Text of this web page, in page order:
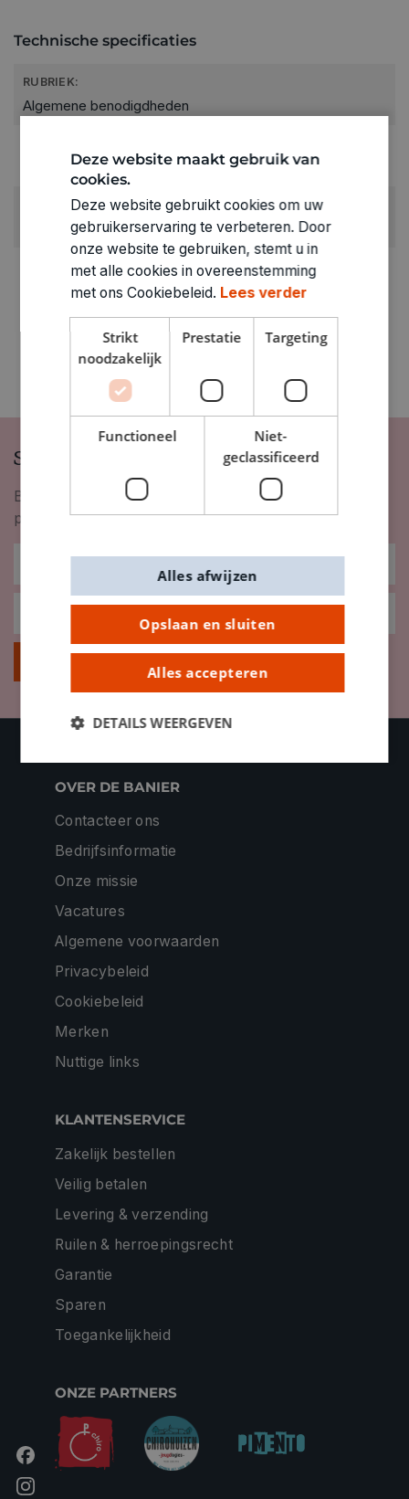
Technische specificaties
RUBRIEK:
Algemene benodigdheden
ARTIKELNUMMER
1520060
Schrijf je in op onze nieuwsbrief
Blijf op de hoogte van nieuwigheden, inspiratie,
promoties en meer!
OVER DE BANIER
Contacteer ons
Bedrijfsinformatie
Onze missie
Vacatures
Algemene voorwaarden
Privacybeleid
Cookiebeleid
Merken
Nuttige links
KLANTENSERVICE
Zakelijk bestellen
Veilig betalen
Levering & verzending
Ruilen & herroepingsrecht
Garantie
Sparen
Toegankelijkheid
ONZE PARTNERS
Deze website maakt gebruik van
cookies.
Deze website gebruikt cookies om uw
gebruikerservaring te verbeteren. Door
onze website te gebruiken, stemt u in
met alle cookies in overeenstemming
met ons Cookiebeleid. Lees verder
Strikt
noodzakelijk
Prestatie Targeting
Functioneel
Niet-
geclassificeerd
Opslaan en sluiten
Alles accepteren
Alles afwijzen
DETAILS WEERGEVEN